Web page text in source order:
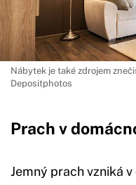
Nábytek je také zdrojem
Depositphotos
Prach v
Jemný prach vzniká